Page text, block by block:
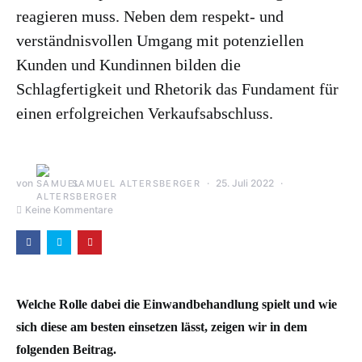
reagieren muss. Neben dem respekt- und
verständnisvollen Umgang mit potenziellen
Kunden und Kundinnen bilden die
Schlagfertigkeit und Rhetorik das Fundament für
einen erfolgreichen Verkaufsabschluss.
von SAMUEL ALTERSBERGER 25. Juli 2022
Keine Kommentare
Welche Rolle dabei die Einwandbehandlung spielt und wie
sich diese am besten einsetzen lässt, zeigen wir in dem
folgenden Beitrag.